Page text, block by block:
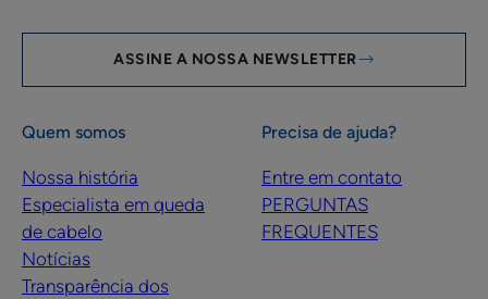
ASSINE A NOSSA NEWSLETTER
Quem somos
Nossa história
Especialista em queda
de cabelo
Notícias
Transparência dos
Precisa de ajuda?
Entre em contato
PERGUNTAS
FREQUENTES